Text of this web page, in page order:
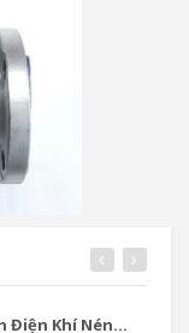
Điện Khí Nén...